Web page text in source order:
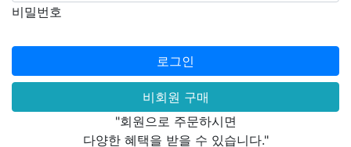
비밀번호
로그인
비회원 구매
"회원으로 주문하시면
다양한 혜택을 받을 수 있습니다."